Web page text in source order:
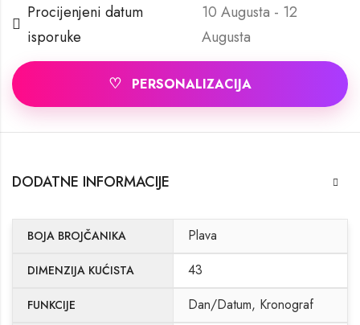
Procijenjeni datum
isporuke
10 Augusta - 12
Augusta
♡ PERSONALIZACIJA
DODATNE INFORMACIJE
BOJA BROJČANIKA Plava
DIMENZIJA KUĆISTA 43
FUNKCIJE Dan/Datum, Kronograf